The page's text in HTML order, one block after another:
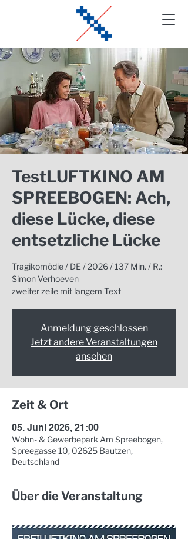
TestLUFTKINO AM
SPREEBOGEN: Ach,
diese Lücke, diese
entsetzliche Lücke
Tragikomödie / DE / 2026 / 137 Min. / R.:
Simon Verhoeven
zweiter zeile mit langem Text
Anmeldung geschlossen
Jetzt andere Veranstaltungen
ansehen
Zeit & Ort
05. Juni 2026, 21:00
Wohn- & Gewerbepark Am Spreebogen,
Spreegasse 10, 02625 Bautzen,
Deutschland
Über die Veranstaltung